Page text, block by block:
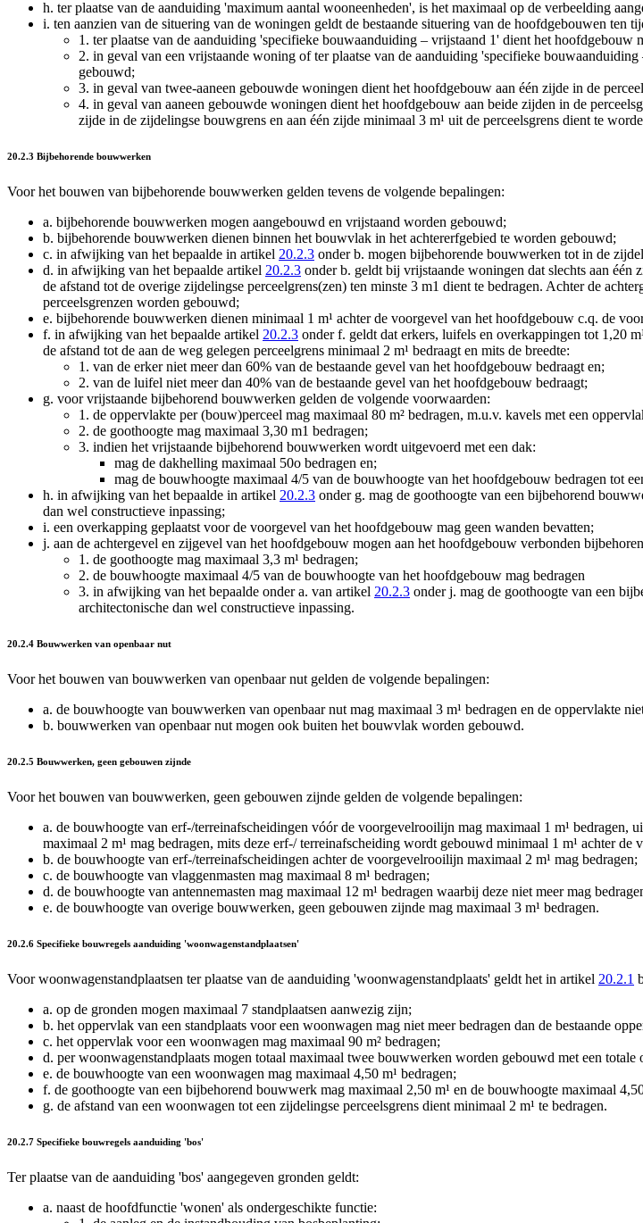
h. ter plaatse van de aanduiding 'maximum aantal wooneenheden', is het maximaal op de verbeelding
i. ten aanzien van de situering van de woningen geldt de bestaande situering van de hoofdgebouwen ten
1. ter plaatse van de aanduiding 'specifieke bouwaanduiding – vrijstaand 1' dient het hoofdgebouw
2. in geval van een vrijstaande woning of ter plaatse van de aanduiding 'specifieke
gebouwd;
3. in geval van twee-aaneen gebouwde woningen dient het hoofdgebouw aan één zijde in de
4. in geval van aaneen gebouwde woningen dient het hoofdgebouw aan beide zijden in de
zijde in de zijdelingse bouwgrens en aan één zijde minimaal 3 m¹ uit de perceelsgrens dient te
20.2.3 Bijbehorende bouwwerken
Voor het bouwen van bijbehorende bouwwerken gelden tevens de volgende bepalingen:
a. bijbehorende bouwwerken mogen aangebouwd en vrijstaand worden gebouwd;
b. bijbehorende bouwwerken dienen binnen het bouwvlak in het achtererfgebied te worden gebouwd;
c. in afwijking van het bepaalde in artikel 20.2.3 onder b. mogen bijbehorende bouwwerken tot in de
d. in afwijking van het bepaalde artikel 20.2.3 onder b. geldt bij vrijstaande woningen dat slechts aan
de afstand tot de overige zijdelingse perceelgrens(zen) ten minste 3 m1 dient te bedragen. Achter de
perceelsgrenzen worden gebouwd;
e. bijbehorende bouwwerken dienen minimaal 1 m¹ achter de voorgevel van het hoofdgebouw c.q. de
f. in afwijking van het bepaalde artikel 20.2.3 onder f. geldt dat erkers, luifels en overkappingen tot 1,20
de afstand tot de aan de weg gelegen perceelgrens minimaal 2 m¹ bedraagt en mits de breedte:
1. van de erker niet meer dan 60% van de bestaande gevel van het hoofdgebouw bedraagt en;
2. van de luifel niet meer dan 40% van de bestaande gevel van het hoofdgebouw bedraagt;
g. voor vrijstaande bijbehorend bouwwerken gelden de volgende voorwaarden:
1. de oppervlakte per (bouw)perceel mag maximaal 80 m² bedragen, m.u.v. kavels met een
2. de goothoogte mag maximaal 3,30 m1 bedragen;
3. indien het vrijstaande bijbehorend bouwwerken wordt uitgevoerd met een dak:
mag de dakhelling maximaal 50o bedragen en;
mag de bouwhoogte maximaal 4/5 van de bouwhoogte van het hoofdgebouw bedragen tot
h. in afwijking van het bepaalde in artikel 20.2.3 onder g. mag de goothoogte van een bijbehorend
dan wel constructieve inpassing;
i. een overkapping geplaatst voor de voorgevel van het hoofdgebouw mag geen wanden bevatten;
j. aan de achtergevel en zijgevel van het hoofdgebouw mogen aan het hoofdgebouw verbonden
1. de goothoogte mag maximaal 3,3 m¹ bedragen;
2. de bouwhoogte maximaal 4/5 van de bouwhoogte van het hoofdgebouw mag bedragen
3. in afwijking van het bepaalde onder a. van artikel 20.2.3 onder j. mag de goothoogte van een
architectonische dan wel constructieve inpassing.
20.2.4 Bouwwerken van openbaar nut
Voor het bouwen van bouwwerken van openbaar nut gelden de volgende bepalingen:
a. de bouwhoogte van bouwwerken van openbaar nut mag maximaal 3 m¹ bedragen en de oppervlakte
b. bouwwerken van openbaar nut mogen ook buiten het bouwvlak worden gebouwd.
20.2.5 Bouwwerken, geen gebouwen zijnde
Voor het bouwen van bouwwerken, geen gebouwen zijnde gelden de volgende bepalingen:
a. de bouwhoogte van erf-/terreinafscheidingen vóór de voorgevelrooilijn mag maximaal 1 m¹
maximaal 2 m¹ mag bedragen, mits deze erf-/ terreinafscheiding wordt gebouwd minimaal 1 m¹ achter
b. de bouwhoogte van erf-/terreinafscheidingen achter de voorgevelrooilijn maximaal 2 m¹ mag bedragen;
c. de bouwhoogte van vlaggenmasten mag maximaal 8 m¹ bedragen;
d. de bouwhoogte van antennemasten mag maximaal 12 m¹ bedragen waarbij deze niet meer mag
e. de bouwhoogte van overige bouwwerken, geen gebouwen zijnde mag maximaal 3 m¹ bedragen.
20.2.6 Specifieke bouwregels aanduiding 'woonwagenstandplaatsen'
Voor woonwagenstandplaatsen ter plaatse van de aanduiding 'woonwagenstandplaats' geldt het in artikel 20.2.1
a. op de gronden mogen maximaal 7 standplaatsen aanwezig zijn;
b. het oppervlak van een standplaats voor een woonwagen mag niet meer bedragen dan de bestaande
c. het oppervlak voor een woonwagen mag maximaal 90 m² bedragen;
d. per woonwagenstandplaats mogen totaal maximaal twee bouwwerken worden gebouwd met een totale
e. de bouwhoogte van een woonwagen mag maximaal 4,50 m¹ bedragen;
f. de goothoogte van een bijbehorend bouwwerk mag maximaal 2,50 m¹ en de bouwhoogte maximaal
g. de afstand van een woonwagen tot een zijdelingse perceelsgrens dient minimaal 2 m¹ te bedragen.
20.2.7 Specifieke bouwregels aanduiding 'bos'
Ter plaatse van de aanduiding 'bos' aangegeven gronden geldt:
a. naast de hoofdfunctie 'wonen' als ondergeschikte functie: